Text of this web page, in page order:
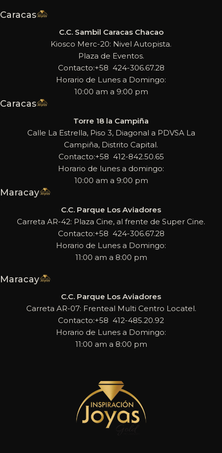
Caracas
C.C. Sambil Caracas Chacao
Kiosco Merc-20: Nivel Autopista.
Plaza de Eventos.
Contacto:+58 424-306.67.28
Horario de Lunes a Domingo:
10:00 am a 9:00 pm
Caracas
Torre 18 la Campiña
Calle La Estrella, Piso 3, Diagonal a PDVSA La
Campiña, Distrito Capital.
Contacto:+58 412-842.50.65
Horario de lunes a domingo:
10:00 am a 9:00 pm
Maracay
C.C. Parque Los Aviadores
Carreta AR-42: Plaza Cine, al frente de Super Cine.
Contacto:+58 424-306.67.28
Horario de Lunes a Domingo:
11:00 am a 8:00 pm
Maracay
C.C. Parque Los Aviadores
Carreta AR-07: Frenteal Multi Centro Locatel.
Contacto:+58 412-485.20.92
Horario de Lunes a Domingo:
11:00 am a 8:00 pm